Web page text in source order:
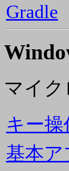
Gradle
マイ
キー操
基本ア